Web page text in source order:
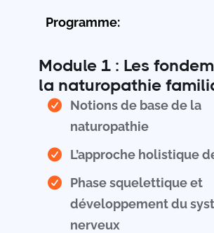
Programme:
Module 1 : Les
la naturopathie
Notions de base de la
naturopathie
L’approche holistique
Phase squelettique et
développement du
nerveux